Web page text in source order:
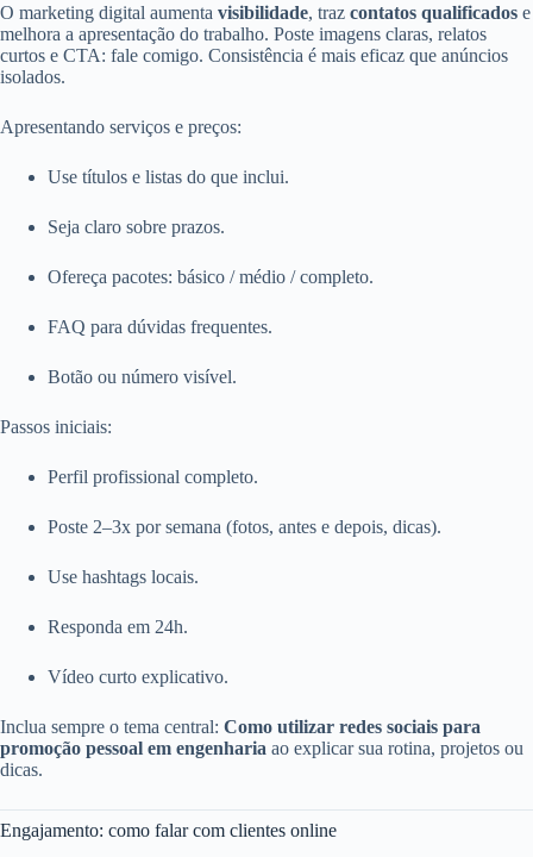
O marketing digital aumenta visibilidade, traz contatos qualificados e
melhora a apresentação do trabalho. Poste imagens claras, relatos
curtos e CTA: fale comigo. Consistência é mais eficaz que anúncios
isolados.
Apresentando serviços e preços:
Use títulos e listas do que inclui.
Seja claro sobre prazos.
Ofereça pacotes: básico / médio / completo.
FAQ para dúvidas frequentes.
Botão ou número visível.
Passos iniciais:
Perfil profissional completo.
Poste 2–3x por semana (fotos, antes e depois, dicas).
Use hashtags locais.
Responda em 24h.
Vídeo curto explicativo.
Inclua sempre o tema central: Como utilizar redes sociais para
promoção pessoal em engenharia ao explicar sua rotina, projetos ou
dicas.
Engajamento: como falar com clientes online